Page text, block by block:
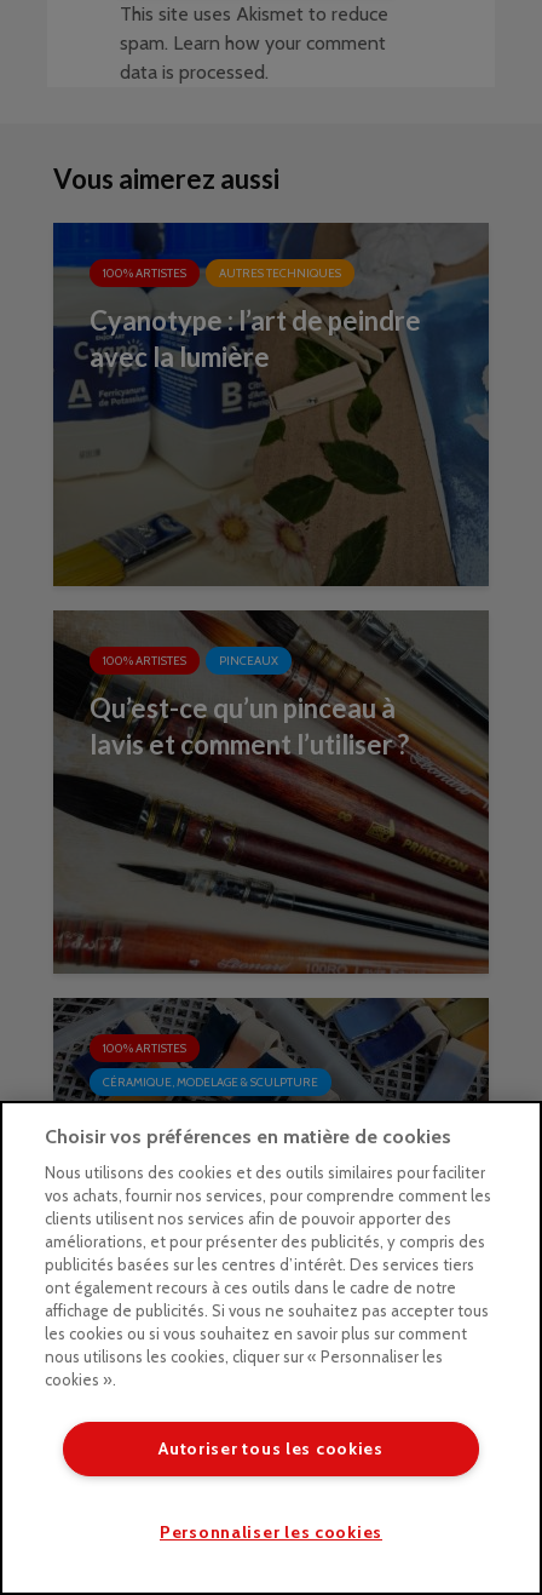
This site uses Akismet to reduce
spam. Learn how your comment
data is processed
Vous aimerez aussi
100% ARTISTES AUTRES TECHNIQUES
Cyanotype : l’art de peindre
avec la lumière
100% ARTISTES PINCEAUX
Qu’est-ce qu’un pinceau à
lavis et comment l’utiliser ?
100% ARTISTES
CÉRAMIQUE, MODELAGE & SCULPTURE
Ajouter de la couleur à vos
céramiques grâce à l’engobe :
tutoriel par
@onauraitditlalune
Gouache Sennelier “Les
Agapanthes” : l’avis de
Choisir vos préférences en matière de cookies
Nous utilisons des cookies et des outils similaires pour faciliter
vos achats, fournir nos services, pour comprendre comment les
clients utilisent nos services afin de pouvoir apporter des
améliorations, et pour présenter des publicités, y compris des
publicités basées sur les centres d’intérêt. Des services tiers
ont également recours à ces outils dans le cadre de notre
affichage de publicités. Si vous ne souhaitez pas accepter tous
les cookies ou si vous souhaitez en savoir plus sur comment
nous utilisons les cookies, cliquer sur « Personnaliser les
cookies ».
Autoriser tous les cookies
Personnaliser les cookies